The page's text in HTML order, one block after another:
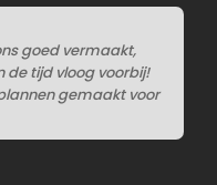
goed vermaakt,
de tijd vloog voorbij!
gemaakt voor